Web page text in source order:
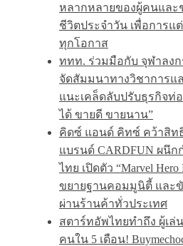
หลากหลายของผู้คนและ
ชีวิตประจำวัน เพื่อการแ
ทุกโอกาส
ททท. ร่วมมือกับ จุฬาลง
จัดสัมมนาทางวิชาการแ
แนะเคล็ดลับปรับธุรกิจท่อ
ได้ ขายดี ขายนาน”
คิดซ์ แอนด์ คิทซ์ คว้าสิท
แบรนด์ CARDFUN ผนึก
ไทย เปิดตัว “Marvel Hero
ขยายฐานคอมมูนิตี้ และ
ผ่านร้านค้าทั่วประเทศ
สตาร์ทอัพไทยทำถึง ผู้เล่
คนใน 5 เดือน!